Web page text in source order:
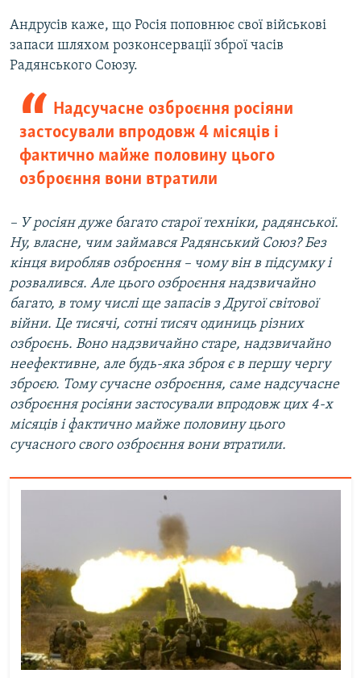
Андрусів каже, що Росія поповнює свої військові
запаси шляхом розконсервації зброї часів
Радянського Союзу.
Надсучасне озброєння росіяни
застосували впродовж 4 місяців і
фактично майже половину цього
озброєння вони втратили
– У росіян дуже багато старої техніки, радянської.
Ну, власне, чим займався Радянський Союз? Без
кінця виробляв озброєння – чому він в підсумку і
розвалився. Але цього озброєння надзвичайно
багато, в тому числі ще запасів з Другої світової
війни. Це тисячі, сотні тисяч одиниць різних
озброєнь. Воно надзвичайно старе, надзвичайно
неефективне, але будь-яка зброя є в першу чергу
зброєю. Тому сучасне озброєння, саме надсучасне
озброєння росіяни застосували впродовж цих 4-х
місяців і фактично майже половину цього
сучасного свого озброєння вони втратили.